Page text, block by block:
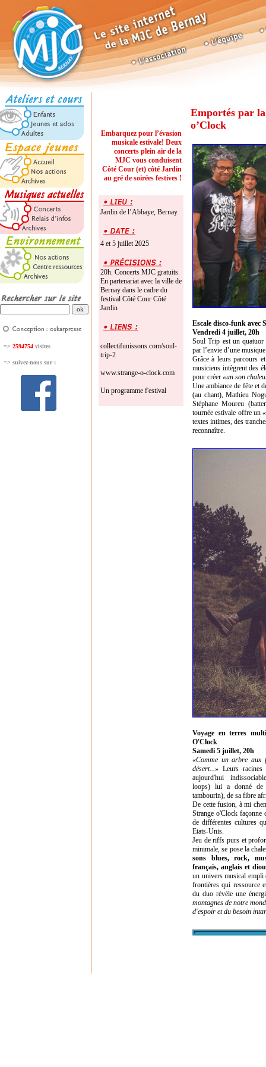
=> 2594754 visites
=> suivez-nous sur :
Embarquez pour l’évasion
musicale estivale! Deux
concerts plein air de la
MJC vous conduisent
Côté Cour (et) côté Jardin
au gré de soirées festives !
Jardin de l’Abbaye, Bernay
4 et 5 juillet 2025
20h. Concerts MJC gratuits.
En partenariat avec la ville de
Bernay dans le cadre du
festival Côté Cour Côté
Jardin
collectifunissons.com/soul-
trip-2
www.strange-o-clock.com
Un programme f'estival
Emportés par
o’Clock
Escale disco-funk avec
Vendredi 4 juillet, 20h
Soul Trip est un quatuor
par l’envie d’une
Grâce à leurs parcours
musiciens intègrent des
pour créer «un son
Une ambiance de fête et
(au chant), Mathieu
Stéphane Moureu
tournée estivale offre un
textes intimes, des
reconnaître.
Voyage en terres
O'Clock
Samedi 5 juillet, 20h
«Comme un arbre aux
désert...» Leurs
aujourd'hui
loops) lui a donné de
tambourin), de sa fibre
De cette fusion, à mi
Strange o'Clock façonne
de différentes cultures
Etats-Unis.
Jeu de riffs purs et
minimale, se pose la
sons blues, rock,
français, anglais et
un univers musical empli
frontières qui ressource
du duo révèle une
montagnes de notre
d'espoir et du besoin